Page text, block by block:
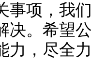
事项，我
决。希望
力，尽全